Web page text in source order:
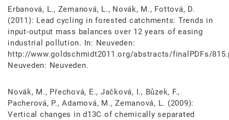
Erbanová, L., Zemanová, L., Novák, M., Fottová, D.
(2011): Lead cycling in forested catchments: Trends in
input-output mass balances over 12 years of easing
industrial pollution. In: Neuveden:
http://www.goldschmidt2011.org/abstracts/finalPDFs/
Neuveden: Neuveden.
Novák, M., Přechová, E., Jačková, I., Bůzek, F.,
Pacherová, P., Adamová, M., Zemanová, L. (2009):
Vertical changes in d13C of chemically separated